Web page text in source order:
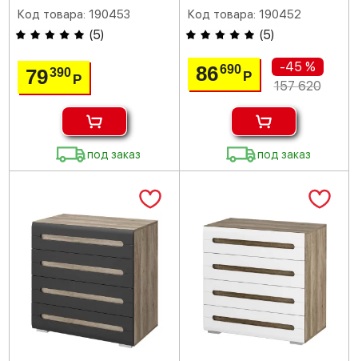
Код товара: 190453
(5)
79390Р
под заказ
Код товара: 190452
(5)
86690 Р
-45 %
157 620
под заказ